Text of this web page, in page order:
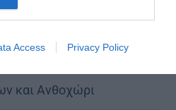
Access Privacy Policy
και Ανθοχώρι